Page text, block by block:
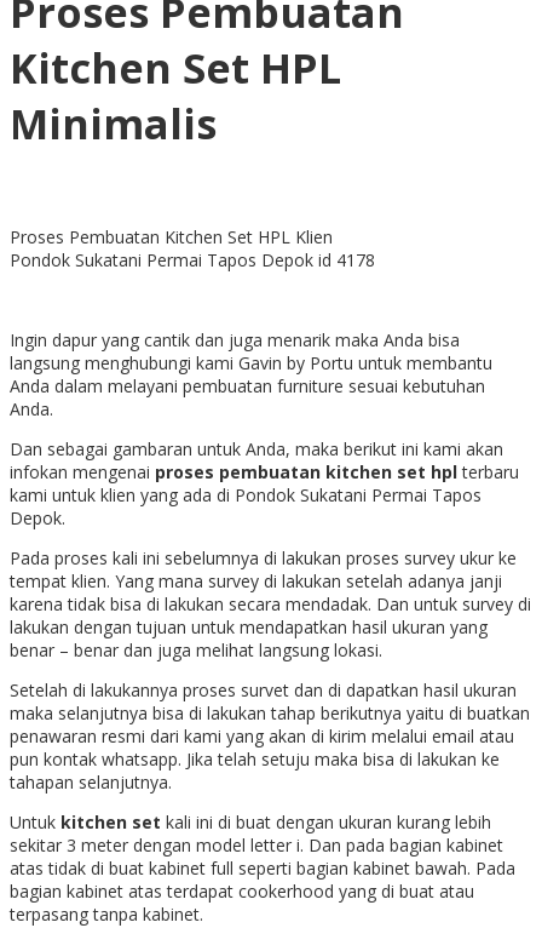
Proses Pembuatan
Kitchen Set HPL
Minimalis
Proses Pembuatan Kitchen Set HPL Klien
Pondok Sukatani Permai Tapos Depok id 4178
Ingin dapur yang cantik dan juga menarik maka Anda bisa
langsung menghubungi kami Gavin by Portu untuk membantu
Anda dalam melayani pembuatan furniture sesuai kebutuhan
Anda.
Dan sebagai gambaran untuk Anda, maka berikut ini kami akan
infokan mengenai proses pembuatan kitchen set hplterbaru
kami untuk klien yang ada di Pondok Sukatani Permai Tapos
Depok.
Pada proses kali ini sebelumnya di lakukan proses survey ukur ke
tempat klien. Yang mana survey di lakukan setelah adanya janji
karena tidak bisa di lakukan secara mendadak. Dan untuk survey di
lakukan dengan tujuan untuk mendapatkan hasil ukuran yang
benar – benar dan juga melihat langsung lokasi.
Setelah di lakukannya proses survet dan di dapatkan hasil ukuran
maka selanjutnya bisa di lakukan tahap berikutnya yaitu di buatkan
penawaran resmi dari kami yang akan di kirim melalui email atau
pun kontak whatsapp. Jika telah setuju maka bisa di lakukan ke
tahapan selanjutnya.
Untuk kitchen set kali ini di buat dengan ukuran kurang lebih
sekitar 3 meter dengan model letter i. Dan pada bagian kabinet
atas tidak di buat kabinet full seperti bagian kabinet bawah. Pada
bagian kabinet atas terdapat cookerhood yang di buat atau
terpasang tanpa kabinet.